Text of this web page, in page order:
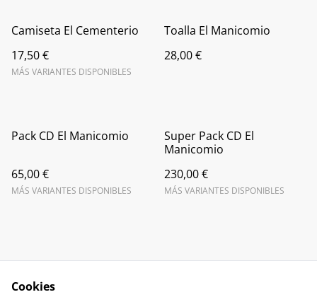
Camiseta El Cementerio
17,50 €
MÁS VARIANTES DISPONIBLES
Toalla El Manicomio
28,00 €
Pack CD El Manicomio
65,00 €
MÁS VARIANTES DISPONIBLES
Super Pack CD El
Manicomio
230,00 €
MÁS VARIANTES DISPONIBLES
Cookies